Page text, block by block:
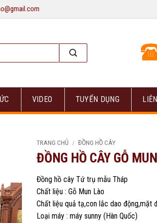
VIDEO TUYỂN DỤNG
TRANG CHỦ / ĐỒNG HỒ CÂY
ĐỒNG HỒ CÂY GỖ
Đồng hồ cây Tứ trụ mẫu Tháp
Chất liệu : Gỗ Mun Lào
Chất liệu quả tạ,con lắc dao động,mặt
Loại máy : máy sunny (Hàn Quốc)